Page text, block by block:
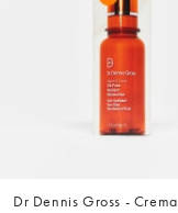
Dr Dennis Gross - Crema